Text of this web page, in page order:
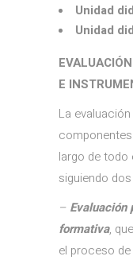
Unidad
Unidad
E
La
largo de todo
siguiendo dos
– Evaluación
formativa,
el proceso